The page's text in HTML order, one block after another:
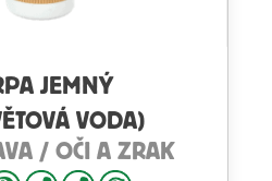
JEMNÝ
VODA)
/ OČI A ZRAK